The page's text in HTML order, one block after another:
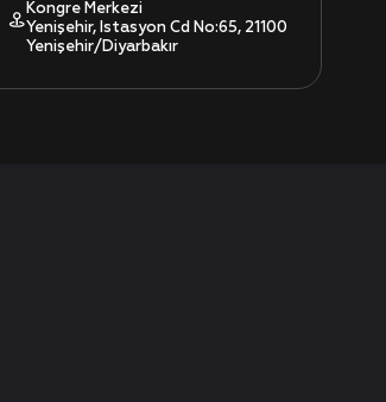
Kongre Merkezi
Yenişehir, Istasyon Cd No:65, 21100
Yenişehir/Diyarbakır